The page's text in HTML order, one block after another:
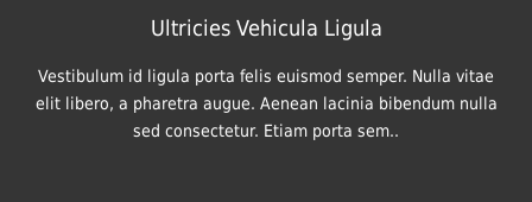
Ultricies Vehicula Ligula
Vestibulum id ligula porta felis euismod semper. Nulla vitae
elit libero, a pharetra augue. Aenean lacinia bibendum nulla
sed consectetur. Etiam porta sem..